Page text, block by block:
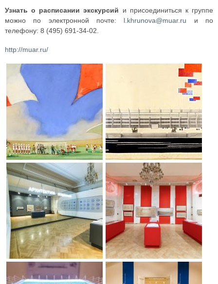
Узнать о расписании экскурсий и присоединиться к группе
можно по электронной почте: l.khrunova@muar.ru и по
телефону: 8 (495) 691-34-02.
http://muar.ru/